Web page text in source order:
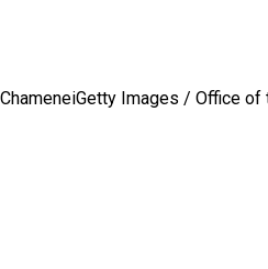
Getty Images / Office of